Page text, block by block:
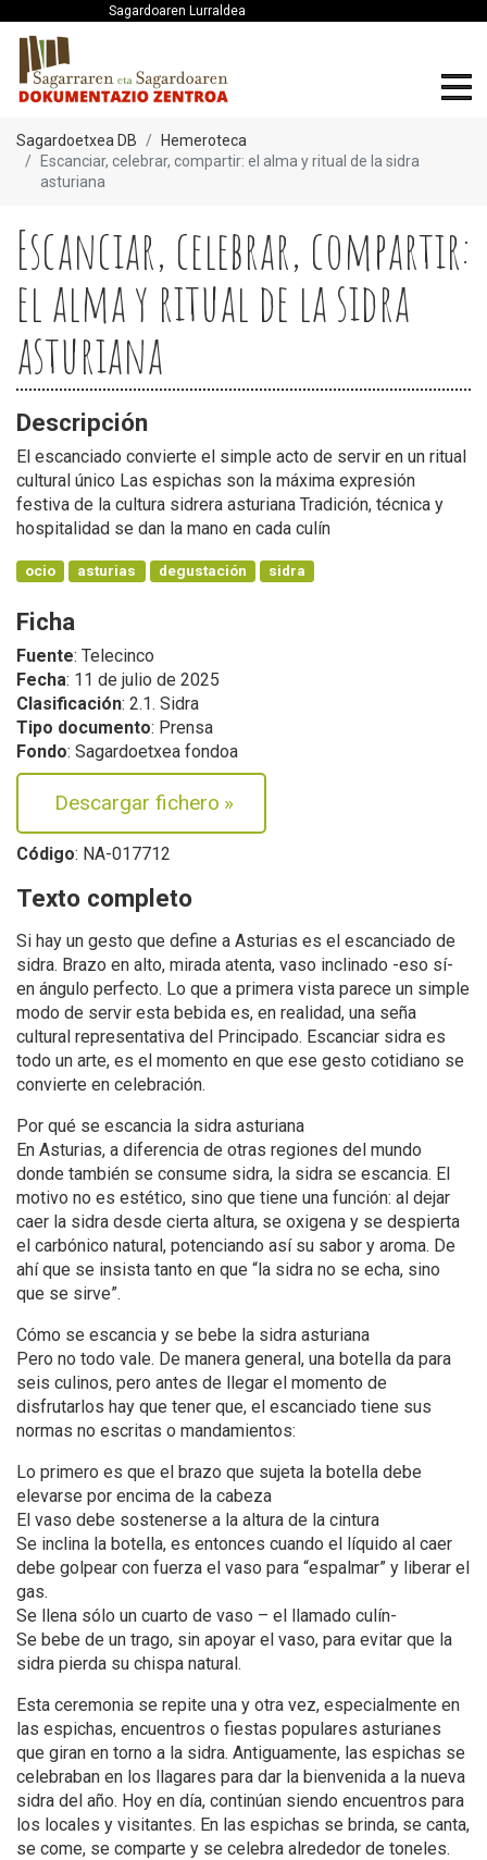
Sagardoaren Lurraldea
Sagardoetxea DB
Hemeroteca
Escanciar, celebrar, compartir: el alma y ritual de la sidra
asturiana
Escanciar, celebrar, compartir:
el alma y ritual de la sidra
asturiana
Descripción
El escanciado convierte el simple acto de servir en un ritual
cultural único Las espichas son la máxima expresión
festiva de la cultura sidrera asturiana Tradición, técnica y
hospitalidad se dan la mano en cada culín
ocio asturias degustación sidra
Ficha
Fuente: Telecinco
Fecha: 11 de julio de 2025
Clasificación: 2.1. Sidra
Tipo documento: Prensa
Fondo: Sagardoetxea fondoa
Descargar fichero »
Código: NA-017712
Texto completo
Si hay un gesto que define a Asturias es el escanciado de
sidra. Brazo en alto, mirada atenta, vaso inclinado -eso sí-
en ángulo perfecto. Lo que a primera vista parece un simple
modo de servir esta bebida es, en realidad, una seña
cultural representativa del Principado. Escanciar sidra es
todo un arte, es el momento en que ese gesto cotidiano se
convierte en celebración.
Por qué se escancia la sidra asturiana
En Asturias, a diferencia de otras regiones del mundo
donde también se consume sidra, la sidra se escancia. El
motivo no es estético, sino que tiene una función: al dejar
caer la sidra desde cierta altura, se oxigena y se despierta
el carbónico natural, potenciando así su sabor y aroma. De
ahí que se insista tanto en que “la sidra no se echa, sino
que se sirve”.
Cómo se escancia y se bebe la sidra asturiana
Pero no todo vale. De manera general, una botella da para
seis culinos, pero antes de llegar el momento de
disfrutarlos hay que tener que, el escanciado tiene sus
normas no escritas o mandamientos:
Lo primero es que el brazo que sujeta la botella debe
elevarse por encima de la cabeza
El vaso debe sostenerse a la altura de la cintura
Se inclina la botella, es entonces cuando el líquido al caer
debe golpear con fuerza el vaso para “espalmar” y liberar el
gas.
Se llena sólo un cuarto de vaso – el llamado culín-
Se bebe de un trago, sin apoyar el vaso, para evitar que la
sidra pierda su chispa natural.
Esta ceremonia se repite una y otra vez, especialmente en
las espichas, encuentros o fiestas populares asturianes
que giran en torno a la sidra. Antiguamente, las espichas se
celebraban en los llagares para dar la bienvenida a la nueva
sidra del año. Hoy en día, continúan siendo encuentros para
los locales y visitantes. En las espichas se brinda, se canta,
se come, se comparte y se celebra alrededor de toneles.